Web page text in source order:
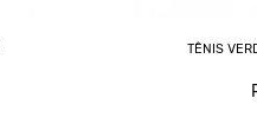
TÊNIS